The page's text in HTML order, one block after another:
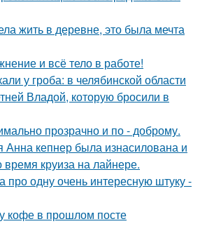
жить в деревне, это была мечта
и всё тело в работе!
у гроба: в челябинской области
Владой, которую бросили в
прозрачно и по - доброму.
кепнер была изнасилована и
время круиза на лайнере.
про одну очень интересную штуку -
кофе в прошлом посте